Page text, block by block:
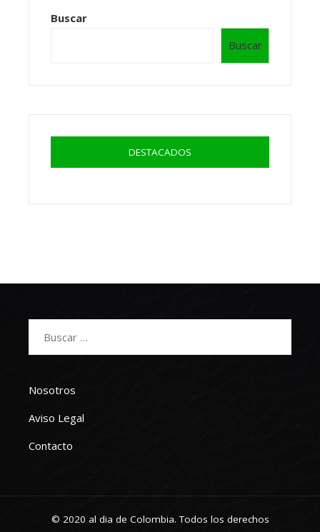
Buscar
Buscar
DESTACADOS
Nosotros
Aviso Legal
Contacto
© 2020 al dia de Colombia. Todos los derechos